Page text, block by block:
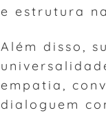
e estrutura
Além disso,
empatia,
dialoguem